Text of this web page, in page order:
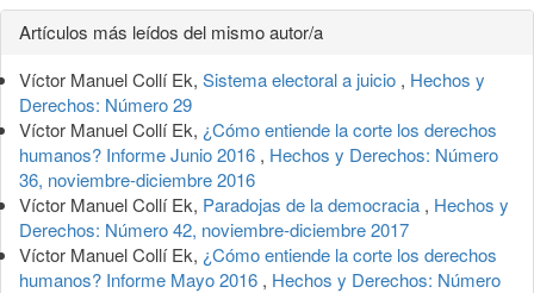
Detalles
del
artículo
Artículos más leídos del mismo autor/a
Víctor Manuel Collí Ek, Sistema electoral a juicio , Hechos y
Derechos: Número 29
Víctor Manuel Collí Ek, ¿Cómo entiende la corte los derechos
humanos? Informe Junio 2016 , Hechos y Derechos: Número
36, noviembre-diciembre 2016
Víctor Manuel Collí Ek, Paradojas de la democracia , Hechos y
Derechos: Número 42, noviembre-diciembre 2017
Víctor Manuel Collí Ek, ¿Cómo entiende la corte los derechos
humanos? Informe Mayo 2016 , Hechos y Derechos: Número